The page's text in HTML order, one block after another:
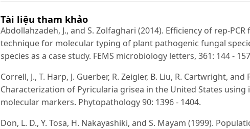
Tài liệu tham khảo
Abdollahzadeh, J., and S. Zolfaghari (2014). Efficiency of rep-
technique for molecular typing of plant pathogenic fungal
species as a case study. FEMS microbiology letters, 361: 144 -
Correll, J., T. Harp, J. Guerber, R. Zeigler, B. Liu, R. Cartwright, and
Characterization of Pyricularia grisea in the United States
molecular markers. Phytopathology 90: 1396 - 1404.
Don, L. D., Y. Tosa, H. Nakayashiki, and S. Mayam (1999).